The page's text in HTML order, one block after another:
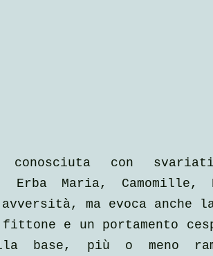
conosciuta con
Erba Maria,
ma evoca anche
e un portamento
base, più o meno